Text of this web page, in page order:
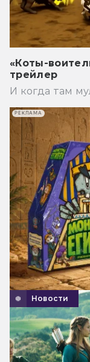
«Коты-
трейлер
И когда там
Новости
РЕКЛАМА